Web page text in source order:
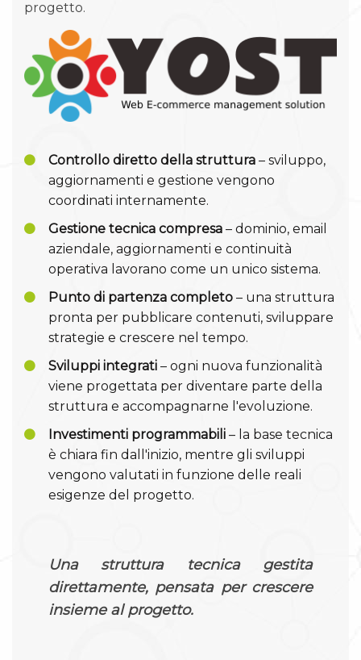
progetto.
Controllo diretto della struttura – sviluppo,
aggiornamenti e gestione vengono
coordinati internamente.
Gestione tecnica compresa – dominio, email
aziendale, aggiornamenti e continuità
operativa lavorano come un unico sistema.
Punto di partenza completo – una struttura
pronta per pubblicare contenuti, sviluppare
strategie e crescere nel tempo.
Sviluppi integrati – ogni nuova funzionalità
viene progettata per diventare parte della
struttura e accompagnarne l'evoluzione.
Investimenti programmabili – la base tecnica
è chiara fin dall'inizio, mentre gli sviluppi
vengono valutati in funzione delle reali
esigenze del progetto.
Una struttura tecnica gestita
direttamente, pensata per crescere
insieme al progetto.